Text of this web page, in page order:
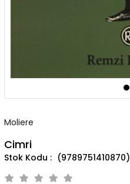
Moliere
Cimri
(9789751410870)